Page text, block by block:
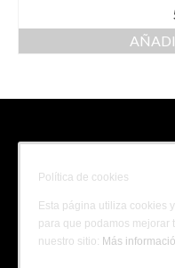
Carrito
Política de cookies
Esta página utiliza cookies
para que podamos mejorar
nuestro sitio: Más